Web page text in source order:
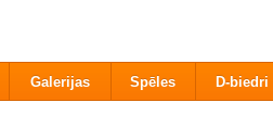
Galerijas Spēles D-biedri